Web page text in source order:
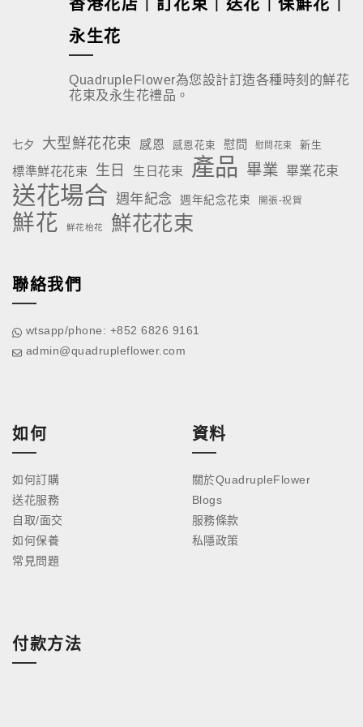
香港花店｜訂花束｜送花｜保鮮花｜
永生花
QuadrupleFlower為您設計訂造各種時刻的鮮花
花束及永生花禮品。
七夕 大型鮮花花束 感恩 感恩花束 慰問 慰問花束 新生
標準鮮花花束 生日 生日花束 產品 畢業 畢業花束
送花場合 週年紀念 週年紀念花束 開張-祝賀
鮮花 鮮花枱花 鮮花花束
聯絡我們
wtsapp/phone: +852 6826 9161
admin@quadrupleflower.com
如何
如何訂購
送花服務
自取/面交
如何保養
常見問題
資料
關於QuadrupleFlower
Blogs
服務條款
私隱政策
付款方法